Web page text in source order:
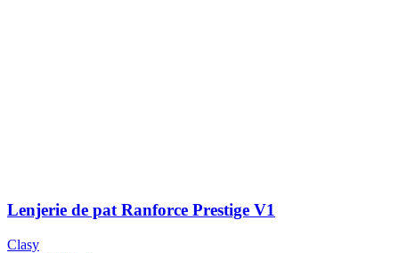
Lenjerie de pat Ranforce Prestige V1
Clasy